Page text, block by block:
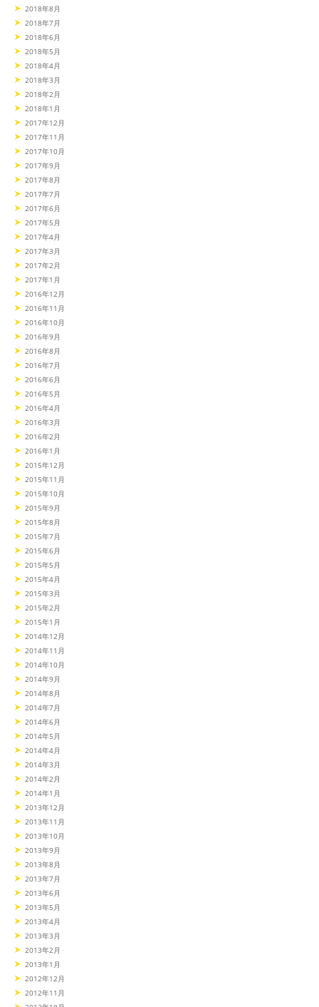
2018年8月
2018年7月
2018年6月
2018年5月
2018年4月
2018年3月
2018年2月
2018年1月
2017年12月
2017年11月
2017年10月
2017年9月
2017年8月
2017年7月
2017年6月
2017年5月
2017年4月
2017年3月
2017年2月
2017年1月
2016年12月
2016年11月
2016年10月
2016年9月
2016年8月
2016年7月
2016年6月
2016年5月
2016年4月
2016年3月
2016年2月
2016年1月
2015年12月
2015年11月
2015年10月
2015年9月
2015年8月
2015年7月
2015年6月
2015年5月
2015年4月
2015年3月
2015年2月
2015年1月
2014年12月
2014年11月
2014年10月
2014年9月
2014年8月
2014年7月
2014年6月
2014年5月
2014年4月
2014年3月
2014年2月
2014年1月
2013年12月
2013年11月
2013年10月
2013年9月
2013年8月
2013年7月
2013年6月
2013年5月
2013年4月
2013年3月
2013年2月
2013年1月
2012年12月
2012年11月